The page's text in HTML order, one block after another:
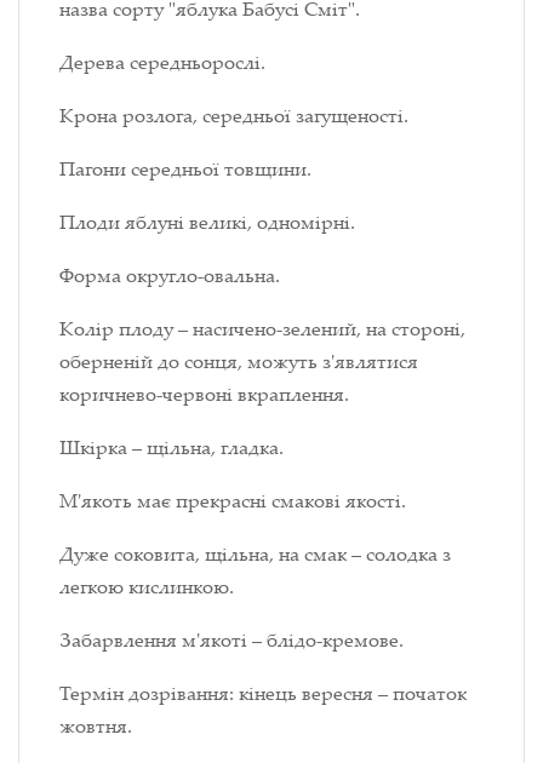
назва сорту "яблука Бабусі Сміт".
Дерева середньорослі.
Крона розлога, середньої загущеності.
Пагони середньої товщини.
Плоди яблуні великі, одномірні.
Форма округло-овальна.
Колір плоду – насичено-зелений, на стороні,
оберненій до сонця, можуть з'являтися
коричнево-червоні вкраплення.
Шкірка – щільна, гладка.
М'якоть має прекрасні смакові якості.
Дуже соковита, щільна, на смак – солодка з
легкою кислинкою.
Забарвлення м'якоті – блідо-кремове.
Термін дозрівання: кінець вересня – початок
жовтня.